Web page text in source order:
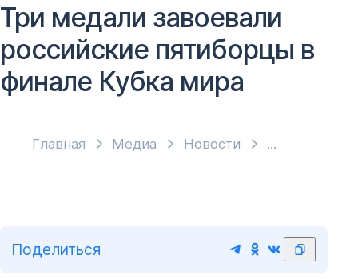
Главная Медиа Новости
Три медали завоевали
российские пятиборцы в
финале Кубка мира
Поделиться